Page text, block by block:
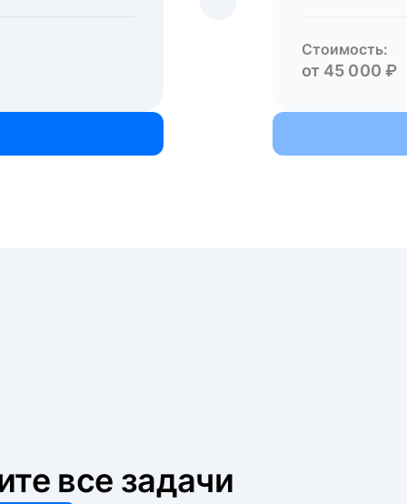
Стоимость:
от 45 000 ₽
все задачи